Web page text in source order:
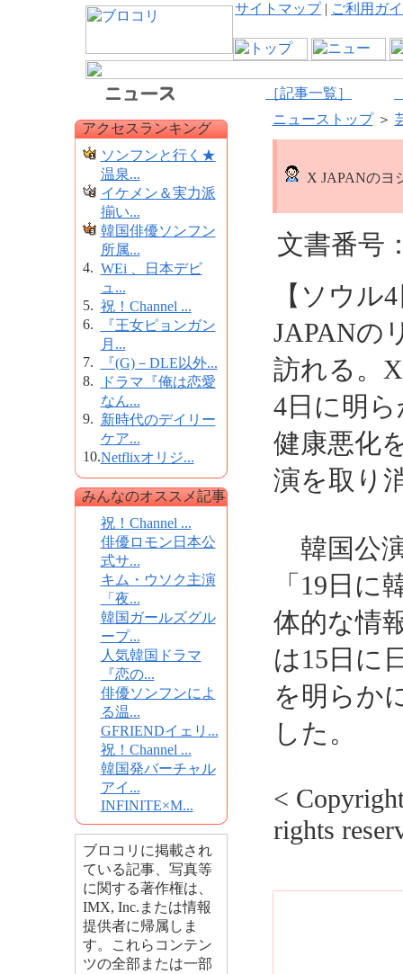
サイトマップ| ご利用ガ
［記事一覧］
アクセスランキング
ソンフンと行く★
温泉...
イケメン＆実力派
揃い...
韓国俳優ソンフン
所属...
4. WEi 、日本デビ
ュ...
5. 祝！Channel ...
6.
『王女ピョンガン
月...
7.
『(G)－DLE以外...
8.
ドラマ『俺は恋愛
なん...
9. 新時代のデイリー
ケア...
10.Netflixオリジ...
みんなのオススメ記事
祝！Channel ...
俳優ロモン日本公
式サ...
キム・ウソク主演
「夜...
韓国ガールズグル
ープ...
人気韓国ドラマ
『恋の...
俳優ソンフンによ
る温...
GFRIENDイェリ...
祝！Channel ...
韓国発バーチャル
アイ...
INFINITE×M...
ブロコリに掲載され
ている記事、写真等
に関する著作権は、
IMX, Inc.または情報
提供者に帰属しま
す。これらコンテン
ツの全部または一部
ニューストップ＞
X JAPANのヨ
文書番号
【ソウル
JAPANの
訪れる。
4日に明
健康悪化
演を取り
韓国公
「19日
体的な情
は15日に
を明らか
した。
<
rights